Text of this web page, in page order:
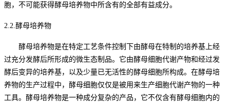
胞，不可能获得酵母培养物中所含有的全部有益成分。
2.2.酵母培养物
酵母培养物是在特定工艺条件控制下由酵母在特制的培养基上经
过充分发酵后所形成的微生态制品。它由酵母细胞代谢产物和经过发
酵后变异的培养基，以及少量已无活性的酵母细胞所构成。在酵母培
养物的生产过程中，酵母细胞仅仅是被用来生产细胞代谢产物的一种
工具。酵母培养物是一种成分复杂的产品，它不仅含有酵母细胞内的